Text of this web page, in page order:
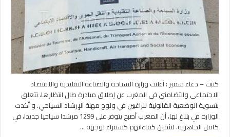
القانونية
لراغبي
العمل
بالإرشاد
السياحي
مغلقة
كتبت – دعاء سمير : أعلنت وزارة السياحة والصناعة التقليدية والاقتصاد
الاجتماعي والتضامني في المغرب عن إطلاق مبادرة طال انتظارها، تتعلق
بتسوية الوضعية القانونية للراغبين في ولوج مهنة الإرشاد السياحي. و أكدت
الوزارة في بلاغ لها، أن المغرب أصبح يتوفر على 1299 مرشدا سياحيا جديدا، في
كامل الجاهزية، لتثمين كفاءاتهم كسفراء لوجهة …